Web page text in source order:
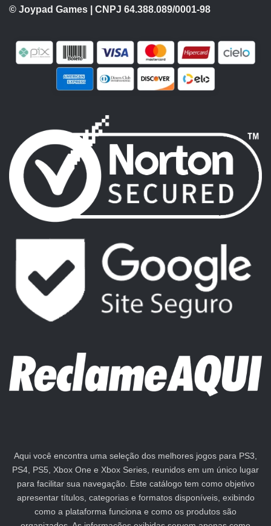
© Joypad Games | CNPJ 64.388.089/0001-98
Aqui você encontra uma seleção dos melhores jogos para PS3,
PS4, PS5, Xbox One e Xbox Series, reunidos em um único lugar
para facilitar sua navegação. Este catálogo tem como objetivo
apresentar títulos, categorias e formatos disponíveis, exibindo
como a plataforma funciona e como os produtos são